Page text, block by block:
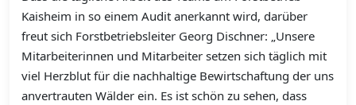
Kaisheim in so einem Audit anerkannt wird, darüber
freut sich Forstbetriebsleiter Georg Dischner: „Unsere
Mitarbeiterinnen und Mitarbeiter setzen sich täglich mit
viel Herzblut für die nachhaltige Bewirtschaftung der uns
anvertrauten Wälder ein. Es ist schön zu sehen, dass